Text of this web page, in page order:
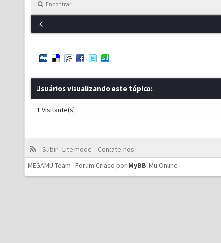
Encontrar
Usuários visualizando este tópico:
1 Visitante(s)
Subir Lite mode
Contate-nos
MEGAMU Team - Forum Criado por MyBB. Mu Online